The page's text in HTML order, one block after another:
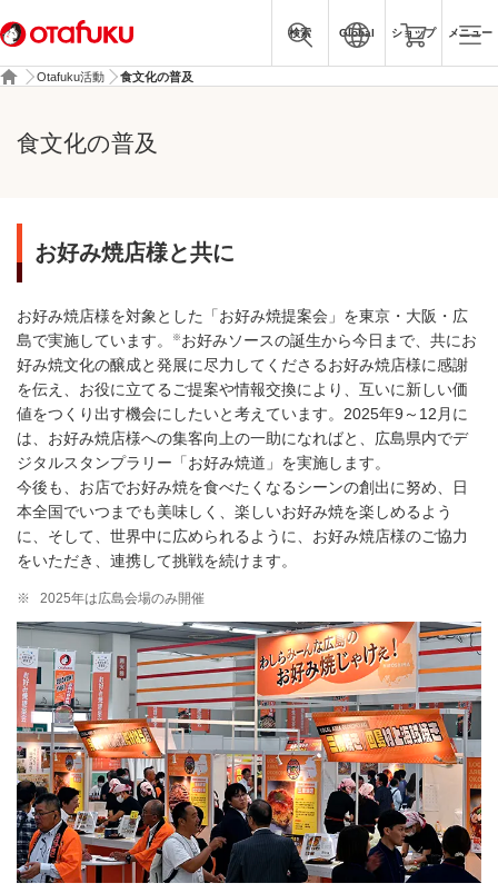
検索 Global ショップ メニュー
Otafuku活動 食文化の普及
食文化の普及
お好み焼店様と共に
お好み焼店様を対象とした「お好み焼提案会」を東京・大阪・広
島で実施しています。
※ お好みソースの誕生から今日まで、共にお
好み焼文化の醸成と発展に尽力してくださるお好み焼店様に感謝
を伝え、お役に立てるご提案や情報交換により、互いに新しい価
値をつくり出す機会にしたいと考えています。2025年9～12月に
は、お好み焼店様への集客向上の一助になればと、広島県内でデ
ジタルスタンプラリー「お好み焼道」を実施します。
今後も、お店でお好み焼を食べたくなるシーンの創出に努め、日
本全国でいつまでも美味しく、楽しいお好み焼を楽しめるよう
に、そして、世界中に広められるように、お好み焼店様のご協力
をいただき、連携して挑戦を続けます。
※ 2025年は広島会場のみ開催